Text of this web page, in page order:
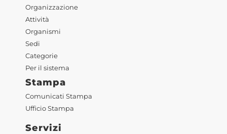
Organizzazione
Attività
Organismi
Sedi
Categorie
Per il sistema
Stampa
Comunicati Stampa
Ufficio Stampa
Servizi